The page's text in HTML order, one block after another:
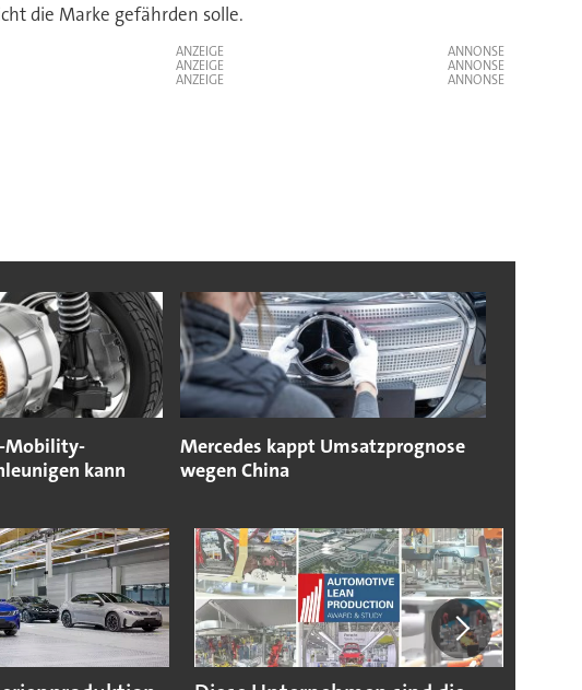
die Marke gefährden solle.
ANZEIGE
ANZEIGE
ANZEIGE
Mobility-
kann
Mercedes kappt Umsatzprognose
wegen China